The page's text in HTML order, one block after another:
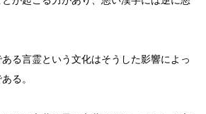
る言霊という文化はそうした影響によっ
る。